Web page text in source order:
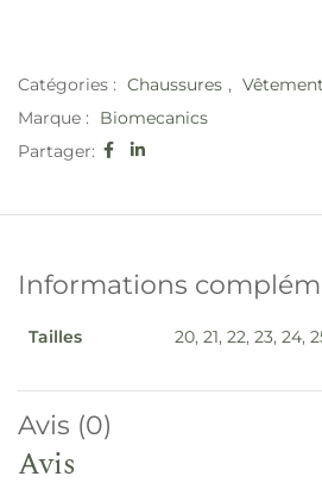
Catégories : Chaussures ,
Marque :
Biomecanics
Partager:
Informations
Tailles 20, 21, 22, 23, 24,
Avis (0)
Avis